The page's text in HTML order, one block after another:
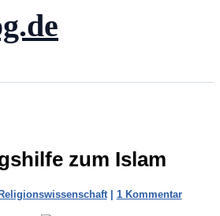
zum Islam
| 1 Kommentar